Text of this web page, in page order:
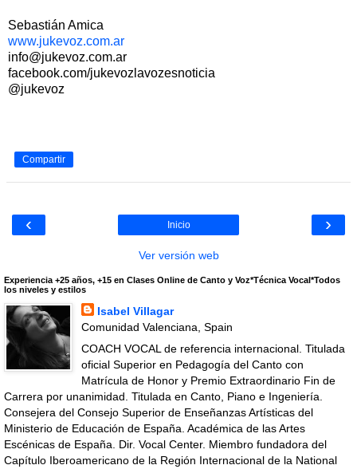
Sebastián Amica
www.jukevoz.com.ar
info@jukevoz.com.ar
facebook.com/jukevozlavozesnoticia
@jukevoz
Compartir
‹ ›
Inicio
Ver versión web
Experiencia +25 años, +15 en Clases Online de Canto y Voz*Técnica Vocal*Todos
los niveles y estilos
Isabel Villagar
Comunidad Valenciana, Spain
COACH VOCAL de referencia internacional. Titulada
oficial Superior en Pedagogía del Canto con
Matrícula de Honor y Premio Extraordinario Fin de
Carrera por unanimidad. Titulada en Canto, Piano e Ingeniería.
Consejera del Consejo Superior de Enseñanzas Artísticas del
Ministerio de Educación de España. Académica de las Artes
Escénicas de España. Dir. Vocal Center. Miembro fundadora del
Capítulo Iberoamericano de la Región Internacional de la National